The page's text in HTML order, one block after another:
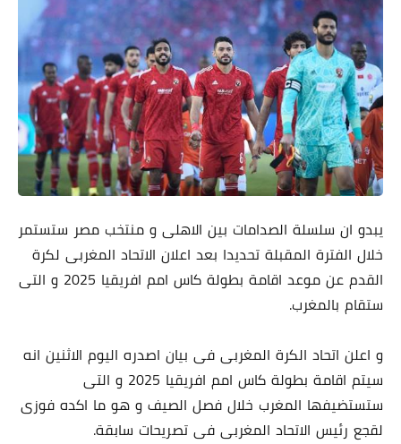
يبدو ان سلسلة الصدامات بين الاهلى و منتخب مصر ستستمر
خلال الفترة المقبلة تحديدا بعد اعلان الاتحاد المغربى لكرة
القدم عن موعد اقامة بطولة كاس امم افريقيا 2025 و التى
ستقام بالمغرب.
و اعلن اتحاد الكرة المغربى فى بيان اصدره اليوم الاثنين انه
سيتم اقامة بطولة كاس امم افريقيا 2025 و التى
ستستضيفها المغرب خلال فصل الصيف و هو ما اكده فوزى
لقجع رئيس الاتحاد المغربى فى تصريحات سابقة.